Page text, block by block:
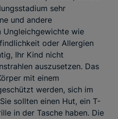
sehr
und andere
wie
oder Allergien
Ihr Kind nicht
auszusetzen. Das
mit einem
werden, sich im
sollten einen Hut, ein T-
in der Tasche haben. Die